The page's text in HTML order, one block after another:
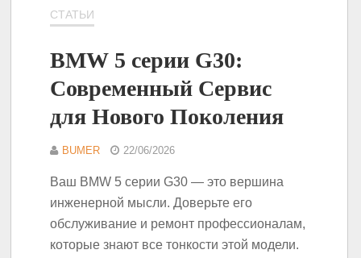
СТАТЬИ
BMW 5 серии G30:
Современный Сервис
для Нового Поколения
BUMER 22/06/2026
Ваш BMW 5 серии G30 — это вершина
инженерной мысли. Доверьте его
обслуживание и ремонт профессионалам,
которые знают все тонкости этой модели.